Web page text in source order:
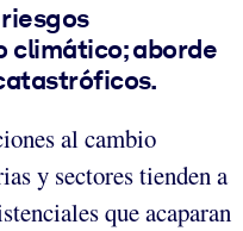
climático; aborde
al cambio
y sectores tienden a
que acaparan